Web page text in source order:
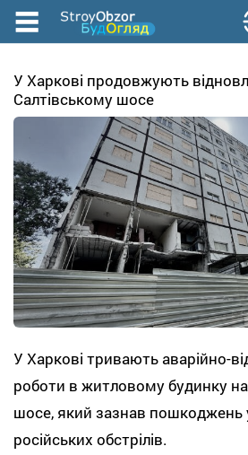
Перейти
до
вмісту
У Харкові продовжують
Салтівському шосе
У Харкові тривають аварійно-
роботи в житловому будинку
шосе, який зазнав пошкоджень
російських обстрілів.